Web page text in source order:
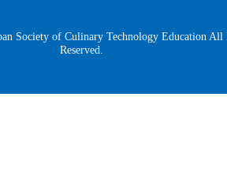
Society of Culinary Technology Education All
Reserved.